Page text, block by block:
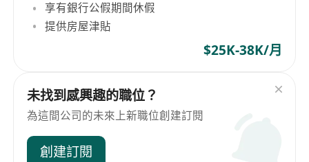
享有銀行公假期間休假
提供房屋津貼
$25K-38K/月
未找到感興趣的職位？
為這間公司的未來上新職位創建訂閱
創建訂閱